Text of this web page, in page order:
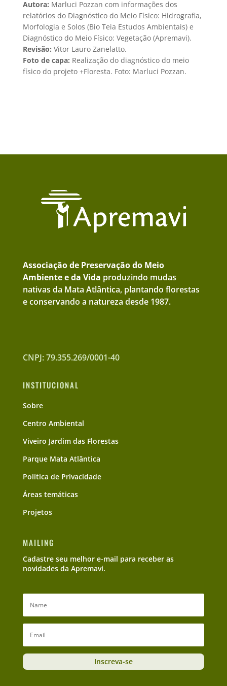
Autora: Marluci Pozzan com informações dos
relatórios do Diagnóstico do Meio Físico: Hidrografia,
Morfologia e Solos (Bio Teia Estudos Ambientais) e
Diagnóstico do Meio Físico: Vegetação (Apremavi).​
Revisão: Vitor Lauro Zanelatto.
Foto de capa: Realização do diagnóstico do meio
físico do projeto +Floresta. Foto: Marluci Pozzan.
Associação de Preservação do Meio
Ambiente e da Vida produzindo mudas
nativas da Mata Atlântica, plantando florestas
e conservando a natureza desde 1987.
CNPJ: 79.355.269/0001-40
INSTITUCIONAL
Sobre
Centro Ambiental
Viveiro Jardim das Florestas
Parque Mata Atlântica
Política de Privacidade
Áreas temáticas
Projetos
MAILING
Cadastre seu melhor e-mail para receber as
novidades da Apremavi.
Inscreva-se